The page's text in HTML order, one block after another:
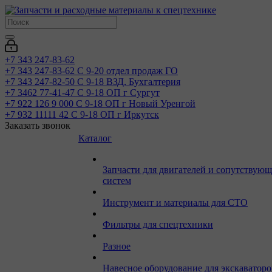
+7 343 247-83-62
+7 343 247-83-62 С 9-20 отдел продаж ГО
+7 343 247-82-50 С 9-18 ВЗД, Бухгалтерия
+7 3462 77-41-47 С 9-18 ОП г Сургут
+7 922 126 9 000 С 9-18 ОП г Новый Уренгой
+7 932 11111 42 С 9-18 ОП г Иркутск
Заказать звонок
Каталог
Запчасти для двигателей и
систем
Инструмент и материалы для СТО
Фильтры для спецтехники
Разное
Навесное оборудование для